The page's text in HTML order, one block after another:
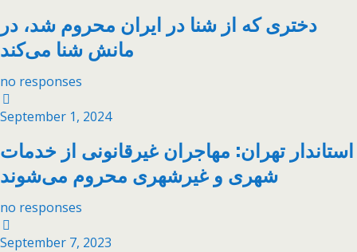
دختری که از شنا در ایران محروم شد، در
مانش شنا می‌کند
no responses
September 1, 2024
استاندار تهران: مهاجران غیرقانونی از خدمات
شهری و غیرشهری محروم می‌شوند
no responses
September 7, 2023